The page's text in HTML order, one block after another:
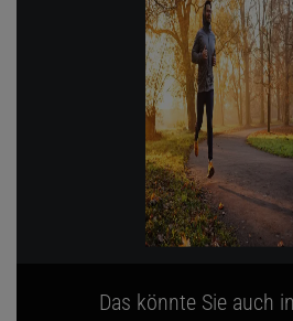
Das könnte Sie auch